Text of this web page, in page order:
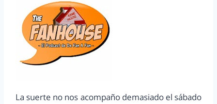
La suerte no nos acompaño demasiado el sábado